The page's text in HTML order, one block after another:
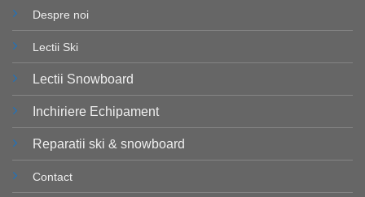
Despre noi
Lectii Ski
Lectii Snowboard
Inchiriere Echipament
Reparatii ski & snowboard
Contact